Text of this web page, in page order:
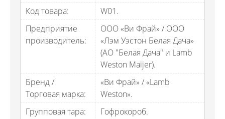
Код товара:
W01.
Предприятие
производитель:
ООО «Ви Фрай» / ООО
«Лэм Уэстон Белая Дача»
(АО "Белая Дача" и Lamb
Weston Maijer).
Бренд /
Торговая марка:
«Ви Фрай» / «Lamb
Weston».
Групповая тара:
Гофрокороб.